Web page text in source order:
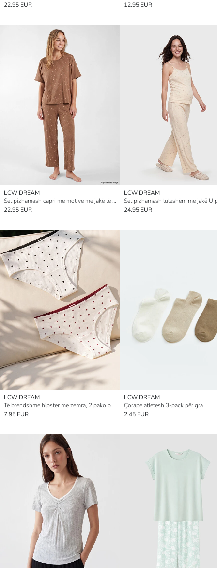
22.95 EUR
12.95 EUR
LCW DREAM
Set pizhamash capri me motive me jakë të rrumbullakët për gra
22.95 EUR
LCW DREAM
Set pizhamash luleshëm me jakë U
24.95 EUR
LCW DREAM
Të brendshme hipster me zemra, 2 pako për gra
7.95 EUR
LCW DREAM
Çorape atletesh 3-pack për gra
2.45 EUR